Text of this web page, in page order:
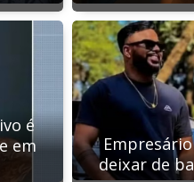
é
em
deixar de